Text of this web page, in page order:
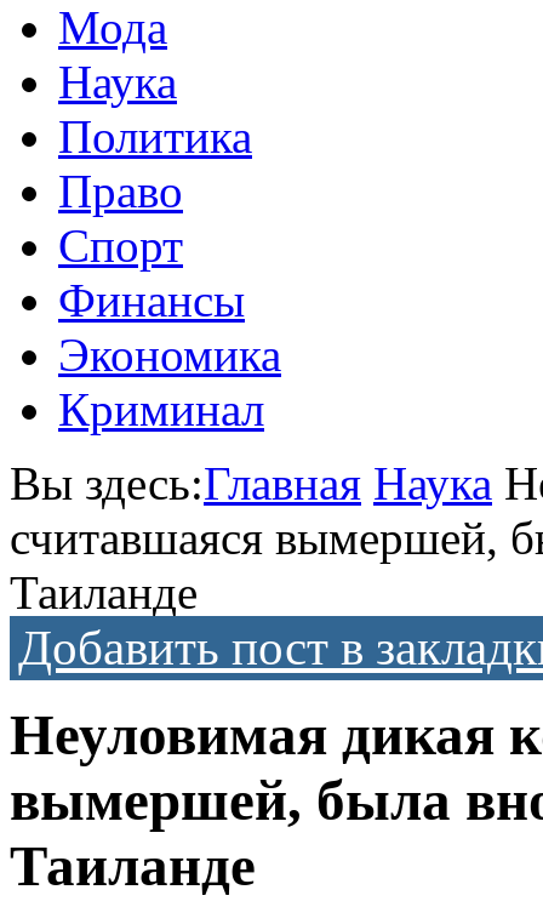
Мода
Наука
Политика
Право
Спорт
Финансы
Экономика
Криминал
Вы здесь:Главная Наука
считавшаяся вымершей,
Таиланде
Добавить пост в
Неуловимая дикая
вымершей, была
Таиланде